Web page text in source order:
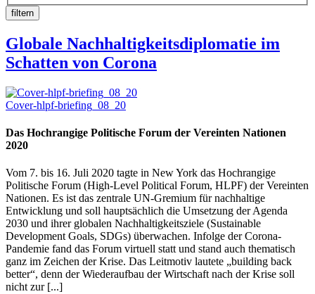
Globale Nachhaltigkeitsdiplomatie im
Schatten von Corona
Cover-hlpf-briefing_08_20
Das Hochrangige Politische Forum der Vereinten Nationen
2020
Vom 7. bis 16. Juli 2020 tagte in New York das Hochrangige
Politische Forum (High-Level Political Forum, HLPF) der Vereinten
Nationen. Es ist das zentrale UN-Gremium für nachhaltige
Entwicklung und soll hauptsächlich die Umsetzung der Agenda
2030 und ihrer globalen Nachhaltigkeitsziele (Sustainable
Development Goals, SDGs) überwachen. Infolge der Corona-
Pandemie fand das Forum virtuell statt und stand auch thematisch
ganz im Zeichen der Krise. Das Leitmotiv lautete „building back
better“, denn der Wiederaufbau der Wirtschaft nach der Krise soll
nicht zur [...]